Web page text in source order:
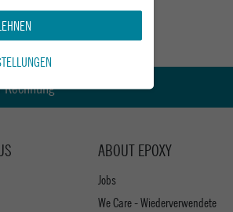
ABOUT EPOXY
Jobs
We Care - Wiederverwendete